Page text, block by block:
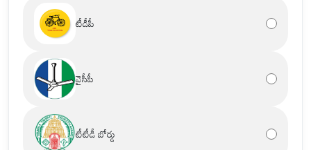
టీడీపీ
వైసీపీ
టీటీడీ బోర్డు